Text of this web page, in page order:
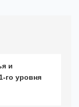
и
го уровня